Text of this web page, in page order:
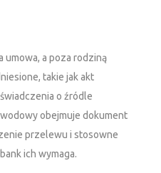
umowa, a poza rodziną
takie jak akt
o źródle
obejmuje dokument
przelewu i stosowne
ich wymaga.